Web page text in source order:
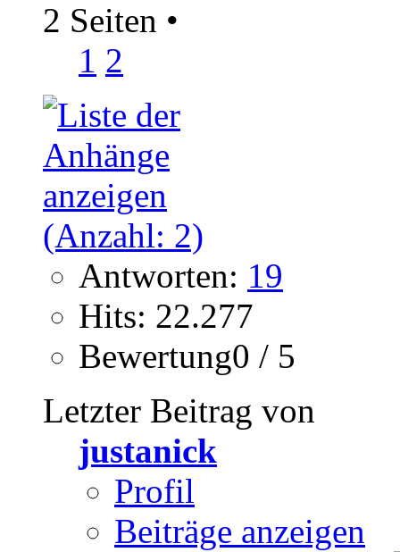
2 Seiten •
1 2
Antworten: 19
Hits: 22.277
Bewertung0 / 5
Letzter Beitrag von
justanick
Profil
Beiträge anzeigen